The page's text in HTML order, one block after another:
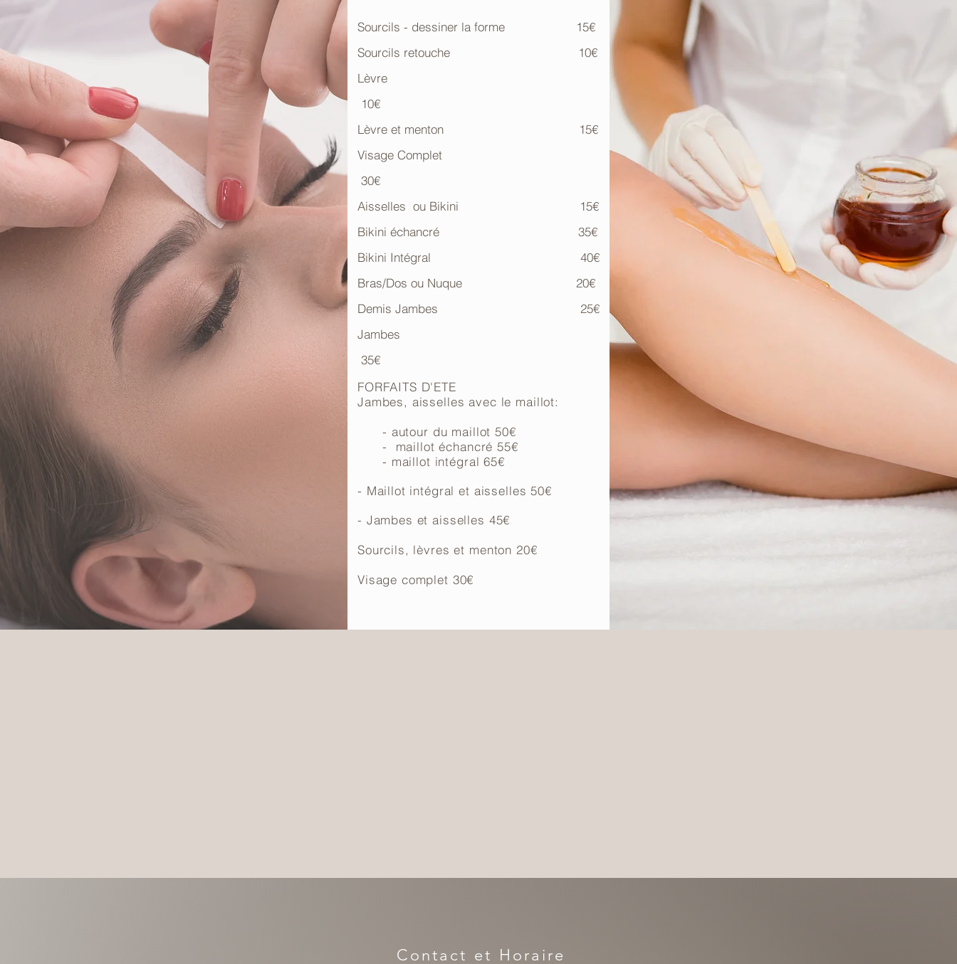
Sourcils - dessiner la forme 15€
Sourcils retouche 10€
Lèvre
10€
Lèvre et menton 15€
Visage Complet
30€
Aisselles ou Bikini 15€
Bikini échancré 35€
Bikini Intégral 40€
Bras/Dos ou Nuque 20€
Demis Jambes 25€
Jambes
35€
FORFAITS D'ETE
Jambes, aissellesavec le maillot:
- autour du maillot 50€
- maillot échancré 55€
- maillot intégral 65€
- Maillot intégral et aisselles 50€
- Jambes et aisselles 45€
Sourcils, lèvres et menton 20€
Visage complet 30€
Contact et Horaire